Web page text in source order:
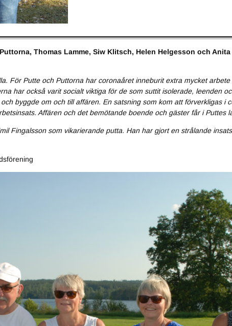
Thomas Lamme, Siw Klitsch, Helen Helgesson och
För Putte och Puttorna har coronaåret inneburit extra mycket
har också varit socialt viktiga för de som suttit isolerade, leenden
byggde om och till affären. En satsning som kom att förverkligas i
Affären och det bemötande boende och gäster får i Puttes
Fingalsson som vikarierande putta. Han har gjort en strålande